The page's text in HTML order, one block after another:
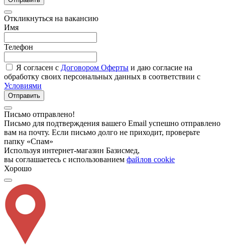
Откликнуться на вакансию
Имя
Телефон
Я согласен с Договором Оферты и даю согласие на
обработку своих персональных данных в соответствии с
Условиями
Отправить
Письмо отправлено!
Письмо для подтверждения вашего Email успешно отправлено
вам на почту. Если письмо долго не приходит, проверьте
папку «Спам»
Используя интернет-магазин Базисмед,
вы соглашаетесь с использованием файлов cookie
Хорошо